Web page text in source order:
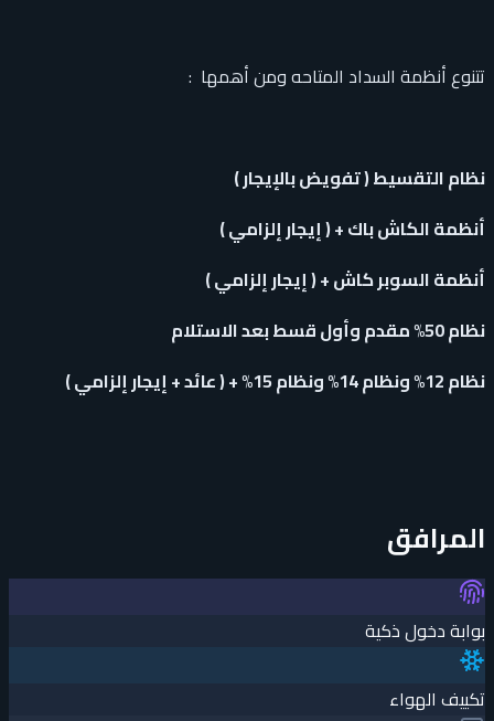
تتنوع أنظمة السداد المتاحه ومن أهمها :
نظام التقسيط ( تفويض بالإيجار )
أنظمة الكاش باك + ( إيجار إلزامي )
أنظمة السوبر كاش + ( إيجار إلزامي )
نظام 50% مقدم وأول قسط بعد الاستلام
نظام 12% ونظام 14% ونظام 15% + ( عائد + إيجار إلزامي )
المرافق
بوابة دخول ذكية
تكييف الهواء